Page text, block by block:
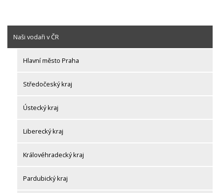
Naši vodaři v ČR
Hlavní město Praha
Středočeský kraj
Ústecký kraj
Liberecký kraj
Královéhradecký kraj
Pardubický kraj